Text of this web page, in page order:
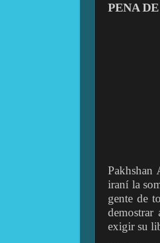
PENA
Pakhshan
iraní la
gente de
demostrar
exigir su